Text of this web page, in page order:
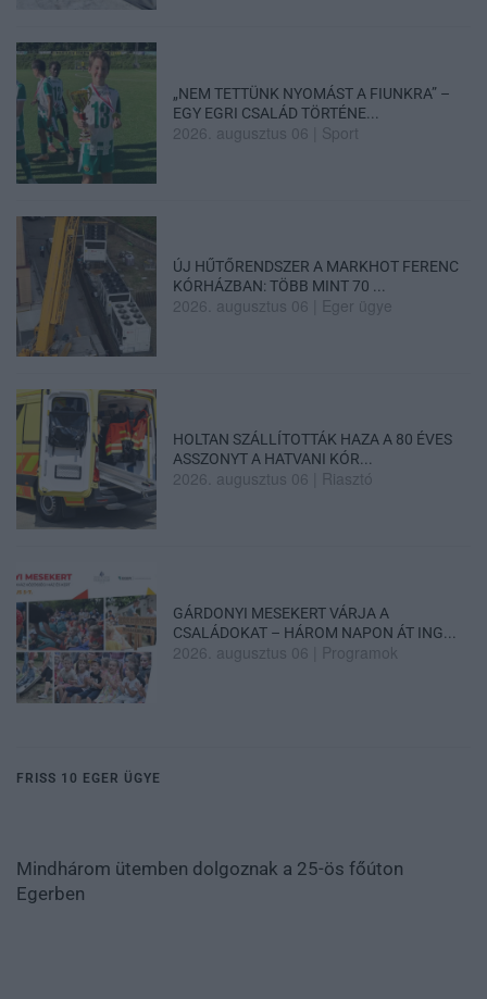
„NEM TETTÜNK NYOMÁST A FIUNKRA” –
EGY EGRI CSALÁD TÖRTÉNE...
2026. augusztus 06 Sport
ÚJ HŰTŐRENDSZER A MARKHOT FERENC
KÓRHÁZBAN: TÖBB MINT 70 ...
2026. augusztus 06 Eger ügye
HOLTAN SZÁLLÍTOTTÁK HAZA A 80 ÉVES
ASSZONYT A HATVANI KÓR...
2026. augusztus 06 Riasztó
GÁRDONYI MESEKERT VÁRJA A
CSALÁDOKAT – HÁROM NAPON ÁT ING...
2026. augusztus 06 Programok
FRISS 10 EGER ÜGYE
Mindhárom ütemben dolgoznak a 25-ös főúton
Egerben